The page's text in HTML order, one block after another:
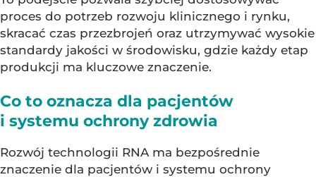
proces do potrzeb rozwoju klinicznego i rynku,
skracać czas przezbrojeń oraz utrzymywać wysokie
standardy jakości w środowisku, gdzie każdy etap
produkcji ma kluczowe znaczenie.
Co to oznacza dla pacjentów
i systemu ochrony zdrowia
Rozwój technologii RNA ma bezpośrednie
znaczenie dla pacjentów i systemu ochrony